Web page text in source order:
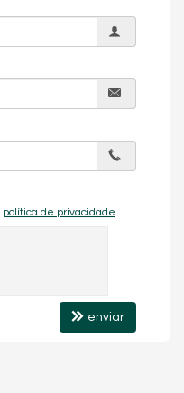
política de privacidade
enviar